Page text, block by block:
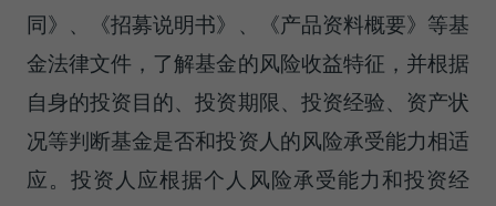
同》、《招募说明书》、《产品资料概要》等基
金法律文件，了解基金的风险收益特征，并根据
自身的投资目的、投资期限、投资经验、资产状
况等判断基金是否和投资人的风险承受能力相适
应。投资人应根据个人风险承受能力和投资经